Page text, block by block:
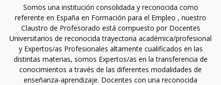
Somos una institución consolidada y reconocida como
referente en España en Formación para el Empleo , nuestro
Claustro de Profesorado está compuesto por Docentes
Universitarios de reconocida trayectoria académica/profesional
y Expertos/as Profesionales altamente cualificados en las
distintas materias, somos Expertos/as en la transferencia de
conocimientos a través de las diferentes modalidades de
enseñanza-aprendizaje. Docentes con una reconocida